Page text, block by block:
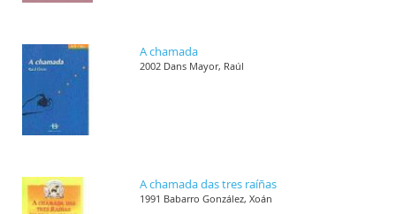
A chamada
2002 Dans Mayor, Raúl
A chamada das tres raíñas
1991 Babarro González, Xoán